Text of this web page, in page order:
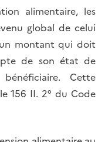
alimentaire, les
global de celui
montant qui doit
de son état de
Cette
156 II. 2° du Code